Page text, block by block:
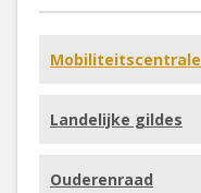
Mobiliteitscentrale
Landelijke gildes
Ouderenraad